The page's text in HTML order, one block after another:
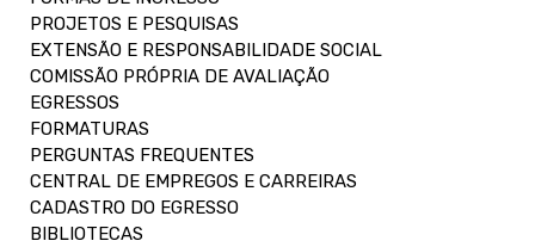
PROJETOS E PESQUISAS
EXTENSÃO E RESPONSABILIDADE SOCIAL
COMISSÃO PRÓPRIA DE AVALIAÇÃO
EGRESSOS
FORMATURAS
PERGUNTAS FREQUENTES
CENTRAL DE EMPREGOS E CARREIRAS
CADASTRO DO EGRESSO
BIBLIOTECAS